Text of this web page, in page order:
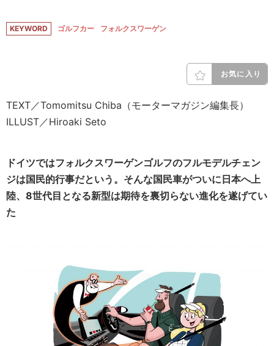
KEYWORD ゴルフカー フォルクスワーゲン
お気に入り
TEXT／Tomomitsu Chiba（モーターマガジン編集長）
ILLUST／Hiroaki Seto
ドイツではフォルクスワーゲンゴルフのフルモデルチェン
ジは国民的行事だという。そんな国民車がついに日本へ上
陸、8世代目となる新型は期待を裏切らない進化を遂げてい
た